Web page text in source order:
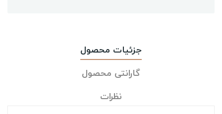
جزئیات محصول
گارانتی محصول
نظرات